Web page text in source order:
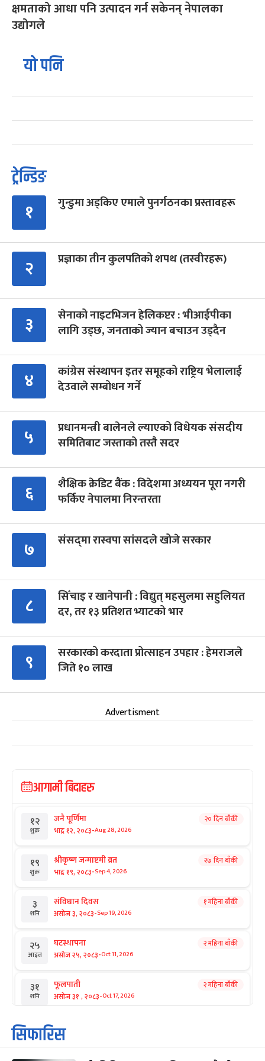
क्षमताको आधा पनि उत्पादन गर्न सकेनन् नेपालका
उद्योगले
यो पनि
ट्रेन्डिङ
१ गुन्डुमा अड्किए एमाले पुनर्गठनका प्रस्तावहरू
२ प्रज्ञाका तीन कुलपतिको शपथ (तस्वीरहरू)
३
सेनाको नाइटभिजन हेलिकप्टर : भीआईपीका
लागि उड्छ, जनताको ज्यान बचाउन उड्दैन
४
कांग्रेस संस्थापन इतर समूहको राष्ट्रिय भेलालाई
देउवाले सम्बोधन गर्ने
५
प्रधानमन्त्री बालेनले ल्याएको विधेयक संसदीय
समितिबाट जस्ताको तस्तै सदर
६
शैक्षिक क्रेडिट बैंक : विदेशमा अध्ययन पूरा नगरी
फर्किए नेपालमा निरन्तरता
७ संसद्‍मा रास्वपा सांसदले खोजे सरकार
८
सिँचाइ र खानेपानी : विद्युत् महसुलमा सहुलियत
दर, तर १३ प्रतिशत भ्याटको भार
९
सरकारको करदाता प्रोत्साहन उपहार : हेमराजले
जिते १० लाख
Advertisment
आगामी बिदाहरु
१२
शुक्र
जनै पूर्णिमा
भाद्र १२, २०८३-Aug 28, 2026
२० दिन बाँकी
१९
शुक्र
श्रीकृष्ण जन्माष्टमी व्रत
भाद्र १९, २०८३-Sep 4, 2026
२७ दिन बाँकी
३
शनि
संविधान दिवस
असोज ३, २०८३-Sep 19, 2026
१ महिना बाँकी
२५
आइत
घटस्थापना
असोज २५, २०८३-Oct 11, 2026
२ महिना बाँकी
३१
शनि
फूलपाती
असोज ३१ , २०८३-Oct 17, 2026
२ महिना बाँकी
१
आइत
कार्तिक सङ्क्रान्ति
कार्तिक १, २०८३
सिफारिस